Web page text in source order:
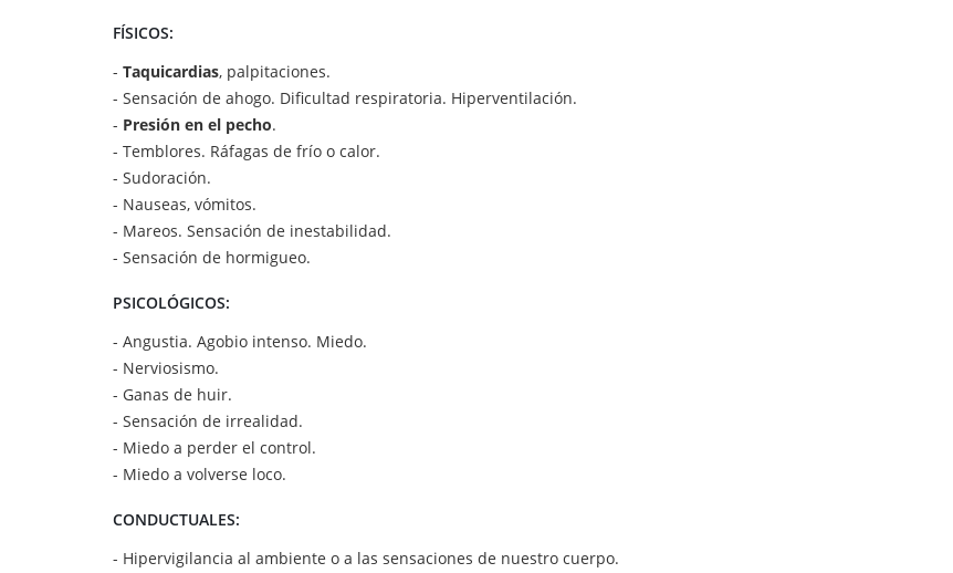
FÍSICOS:
- Taquicardias, palpitaciones.
- Sensación de ahogo. Dificultad respiratoria. Hiperventilación.
- Presión en el pecho.
- Temblores. Ráfagas de frío o calor.
- Sudoración.
- Nauseas, vómitos.
- Mareos. Sensación de inestabilidad.
- Sensación de hormigueo.
PSICOLÓGICOS:
- Angustia. Agobio intenso. Miedo.
- Nerviosismo.
- Ganas de huir.
- Sensación de irrealidad.
- Miedo a perder el control.
- Miedo a volverse loco.
CONDUCTUALES:
- Hipervigilancia al ambiente o a las sensaciones de nuestro cuerpo.